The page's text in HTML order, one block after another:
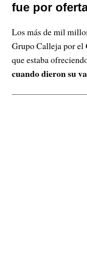
fue por
Los más de mil
Grupo Calleja por
que estaba
cuando dieron su